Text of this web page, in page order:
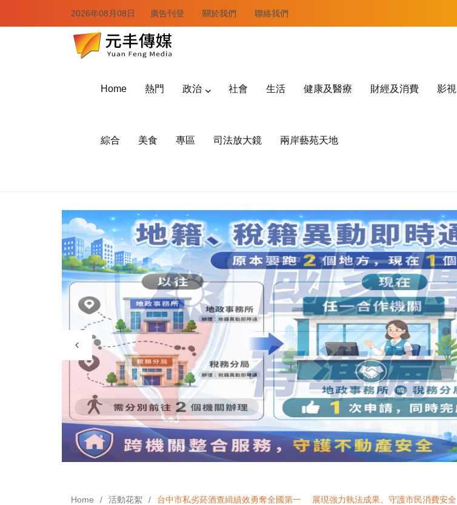
2026年08月08日 廣告刊登 關於我們 聯絡我們
Home 熱門 政治 社會 生活 健康及醫療 財經及消費 影視
綜合 美食 專區 司法放大鏡 兩岸藝苑天地
Home 活動花絮 台中市私劣菸酒查緝績效勇奪全國第一 展現強力執法成果、守護市民消費安全